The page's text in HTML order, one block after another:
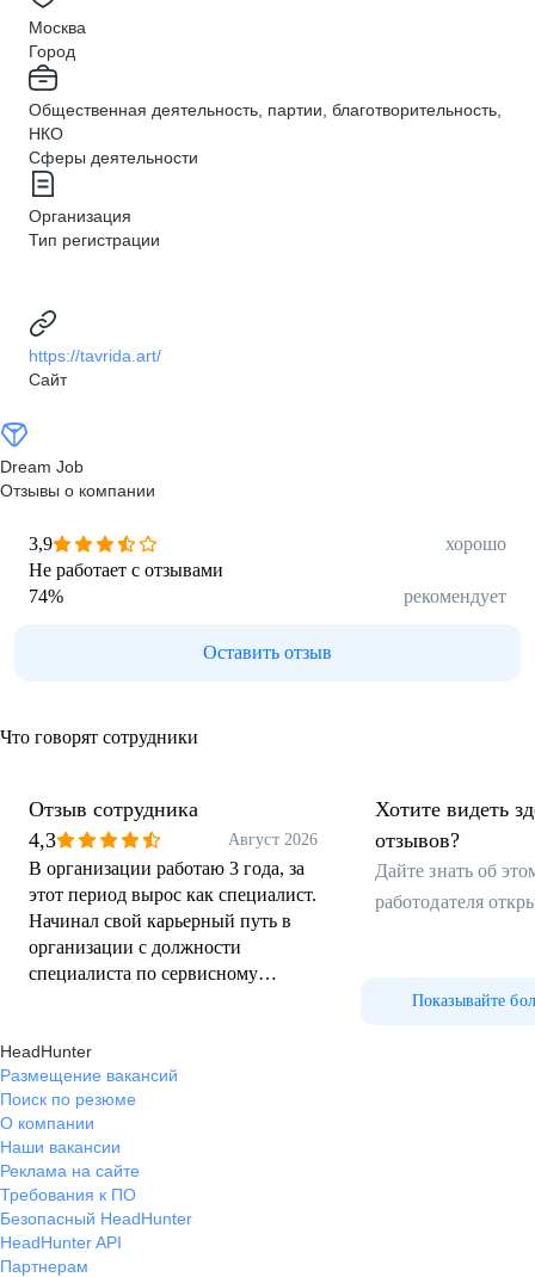
Москва
Город
Общественная деятельность, партии, благотворительность,
НКО
Сферы деятельности
Организация
Тип регистрации
https://tavrida.art/
Сайт
Dream Job
Отзывы о компании
3,9
хорошо
Не работает с отзывами
74% рекомендует
Оставить отзыв
Что говорят сотрудники
Отзыв сотрудника
4,3
Август 2026
В организации работаю 3 года, за
этот период вырос как специалист.
Начинал свой карьерный путь в
организации с должности
специалиста по сервисному
Академии творческих индустрий
«Меганом» и арт-школы на
Фестивальной площадке. За этот
период, научился: структурировать
информацию, освоил навыки
проектирования от этапа
проектирования до
постпродакшна, модерации
обучающих форматов, изучил
Хотите видеть
отзывов?
Дайте знать об
работодателя
Показывайте
HeadHunter
Размещение вакансий
Поиск по резюме
О компании
Наши вакансии
Реклама на сайте
Требования к ПО
Безопасный HeadHunter
HeadHunter API
Партнерам